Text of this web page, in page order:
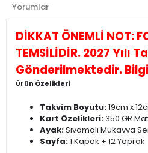
Yorumlar
DİKKAT ÖNEMLİ NOT:
TEMSİLİDİR. 2027 Yılı
Gönderilmektedir.
Ürün Özelikleri
Takvim Boyutu:19cm x
Kart Özelikleri:350 GR
Ayak:Sıvamalı Mukavva
Sayfa:1 Kapak + 12 Yaprak